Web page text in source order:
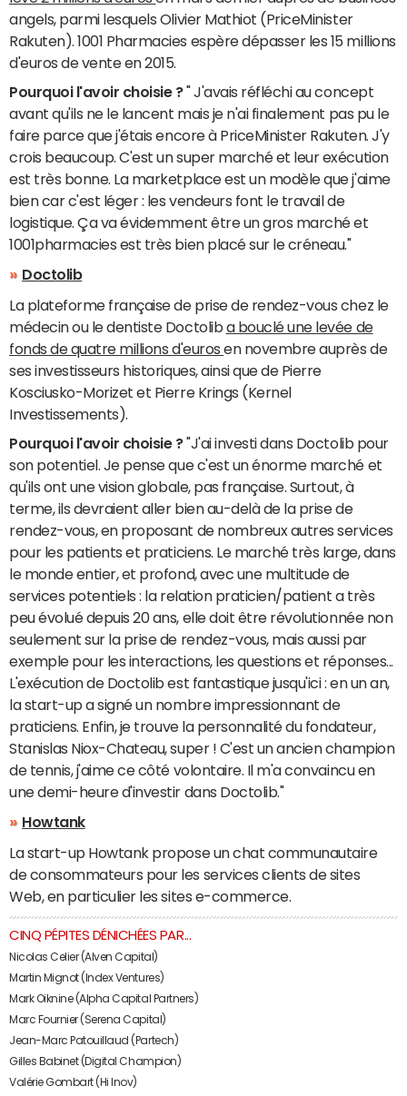
angels, parmi lesquels Olivier Mathiot (PriceMinister
Rakuten). 1001 Pharmacies espère dépasser les 15 millions
d'euros de vente en 2015.
Pourquoi l'avoir choisie ?" J'avais réfléchi au concept
avant qu'ils ne le lancent mais je n'ai finalement pas pu le
faire parce que j'étais encore à PriceMinister Rakuten. J'y
crois beaucoup. C'est un super marché et leur exécution
est très bonne. La marketplace est un modèle que j'aime
bien car c'est léger : les vendeurs font le travail de
logistique. Ça va évidemment être un gros marché et
1001pharmacies est très bien placé sur le créneau."
Doctolib
La plateforme française de prise de rendez-vous chez le
médecin ou le dentiste Doctolib a bouclé une levée de
fonds de quatre millions d'eurosen novembre auprès de
ses investisseurs historiques, ainsi que de Pierre
Kosciusko-Morizet et Pierre Krings (Kernel
Investissements).
Pourquoi l'avoir choisie ?"J'ai investi dans Doctolib pour
son potentiel. Je pense que c'est un énorme marché et
qu'ils ont une vision globale, pas française. Surtout, à
terme, ils devraient aller bien au-delà de la prise de
rendez-vous, en proposant de nombreux autres services
pour les patients et praticiens. Le marché très large, dans
le monde entier, et profond, avec une multitude de
services potentiels : la relation praticien/patient a très
peu évolué depuis 20 ans, elle doit être révolutionnée non
seulement sur la prise de rendez-vous, mais aussi par
exemple pour les interactions, les questions et réponses...
L'exécution de Doctolib est fantastique jusqu'ici : en un an,
la start-up a signé un nombre impressionnant de
praticiens. Enfin, je trouve la personnalité du fondateur,
Stanislas Niox-Chateau, super ! C'est un ancien champion
de tennis, j'aime ce côté volontaire. Il m'a convaincu en
une demi-heure d'investir dans Doctolib."
Howtank
La start-up Howtank propose un chat communautaire
de consommateurs pour les services clients de sites
Web, en particulier les sites e-commerce.
CINQ PÉPITES DÉNICHÉES PAR...
Nicolas Celier (Alven Capital)
Martin Mignot (Index Ventures)
Mark Oiknine (Alpha Capital Partners)
Marc Fournier (Serena Capital)
Jean-Marc Patouillaud (Partech)
Gilles Babinet (Digital Champion)
Valérie Gombart (Hi Inov)